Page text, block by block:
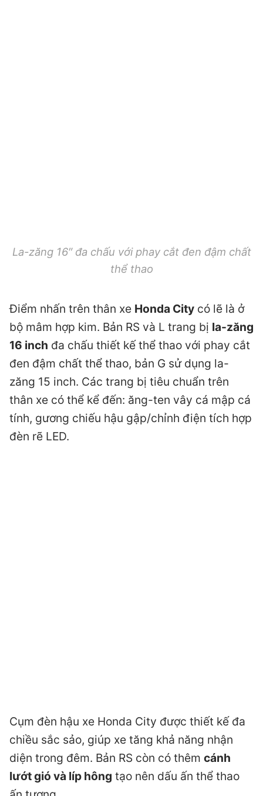
La-zăng 16″ đa chấu với phay cắt đen đậm chất
thể thao
Điểm nhấn trên thân xe Honda City có lẽ là ở
bộ mâm hợp kim. Bản RS và L trang bị la-zăng
16 inch đa chấu thiết kế thể thao với phay cắt
đen đậm chất thể thao, bản G sử dụng la-
zăng 15 inch. Các trang bị tiêu chuẩn trên
thân xe có thể kể đến: ăng-ten vây cá mập cá
tính, gương chiếu hậu gập/chỉnh điện tích hợp
đèn rẽ LED.
Cụm đèn hậu xe Honda City được thiết kế đa
chiều sắc sảo, giúp xe tăng khả năng nhận
diện trong đêm. Bản RS còn có thêm cánh
lướt gió và líp hông tạo nên dấu ấn thể thao